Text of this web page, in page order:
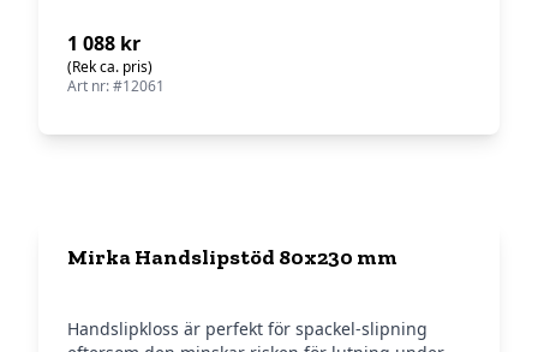
1 088 kr
(Rek ca. pris)
Art nr: #12061
Mirka Handslipstöd 80x230 mm
Handslipkloss är perfekt för spackel-slipning